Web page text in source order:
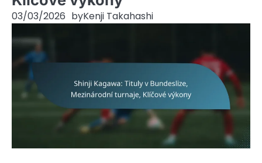
03/03/2026 byKenji Takahashi